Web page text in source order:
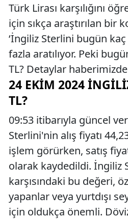
Türk Lirası karşılığını
için sıkça araştırılan bir
‘İngiliz Sterlini bugün kaç
fazla aratılıyor. Peki
TL? Detaylar
24 EKIM 2024
TL?
09:53 itibarıyla güncel
Sterlini'nin alış fiyatı
işlem görürken, satış
olarak kaydedildi. İngiliz
karşısındaki bu değeri,
yapanlar veya yurtdışı
için oldukça önemli.